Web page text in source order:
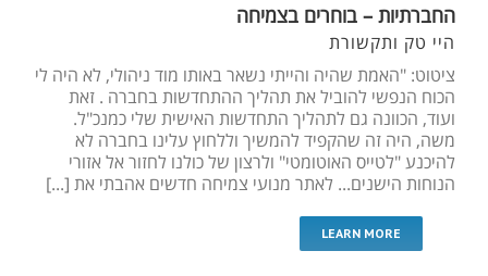
החברתיות – בוחרים בצמיחה
היי טק ותקשורת
ציטוט: "האמת שהיה והייתי נשאר באותו מוד ניהולי, לא היה לי
הכוח הנפשי להוביל את תהליך ההתחדשות בחברה . זאת
ועוד, הכוונה גם לתהליך התחדשות האישית שלי כמנכ"ל.
משה, היה זה שהקפיד להמשיך וללחוץ עלינו בחברה לא
להיכנע "לטייס האוטומטי" ולרצון של כולנו לחזור אל אזורי
הנוחות הישנים... לאתר מנועי צמיחה חדשים אהבתי את [...]
LEARN MORE